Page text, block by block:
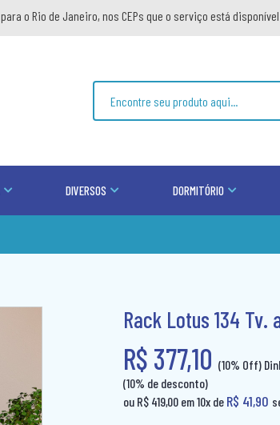
para o Rio de Janeiro, nos CEPs que o serviço está
DIVERSOS DORMITÓRIO
Rack Lotus 134 Tv.
R$ 377,10 (10% Off)
(10% de desconto)
ou R$ 419,00 em 10x de R$ 41,90